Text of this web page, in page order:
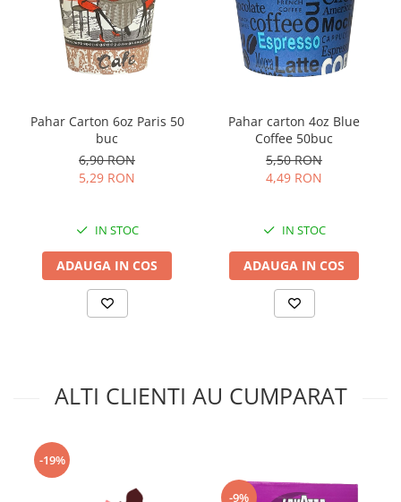
Diametru– 38 mm
Înălțime– 20 mm
Diametrul bazei
Capsulele Lavazza Gran Espresso sunt compatibile cu
espressoarele Lavazza Espresso Point si vin ambalate
câte 100 de capsule, câte 2 în cutie. Un bax conține 6
Pahar Carton 6oz Paris 50
buc
6,90 RON
5,29 RON
IN STOC
ADAUGA IN COS
Pahar carton 4oz Blue
Coffee 50buc
5,50 RON
4,49 RON
IN STOC
ADAUGA IN COS
ALTI CLIENTI AU CUMPARAT
-19%
-9%